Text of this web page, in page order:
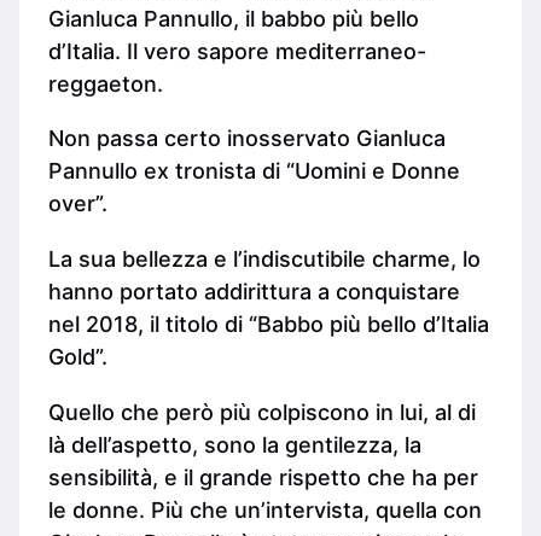
Gianluca Pannullo, il babbo più bello
d’Italia. Il vero sapore mediterraneo-
reggaeton.
Non passa certo inosservato Gianluca
Pannullo ex tronista di “Uomini e Donne
over”.
La sua bellezza e l’indiscutibile charme, lo
hanno portato addirittura a conquistare
nel 2018, il titolo di “Babbo più bello d’Italia
Gold”.
Quello che però più colpiscono in lui, al di
là dell’aspetto, sono la gentilezza, la
sensibilità, e il grande rispetto che ha per
le donne. Più che un’intervista, quella con